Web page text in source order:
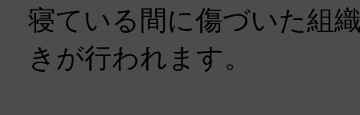
寝ている間に傷づいた組
きが行われます。